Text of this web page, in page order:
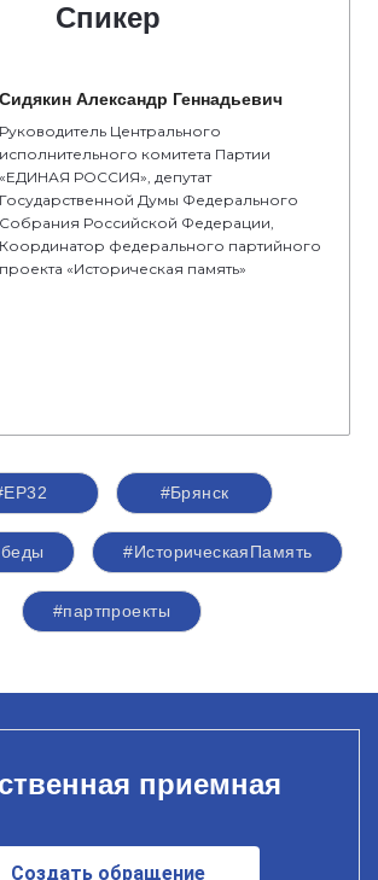
Спикер
Сидякин Александр Геннадьевич
Руководитель Центрального
исполнительного комитета Партии
«ЕДИНАЯ РОССИЯ», депутат
Государственной Думы Федерального
Собрания Российской Федерации,
Координатор федерального партийного
проекта «Историческая память»
#Брянск
#ИсторическаяПамять
#партпроекты
приемная
Создать обращение